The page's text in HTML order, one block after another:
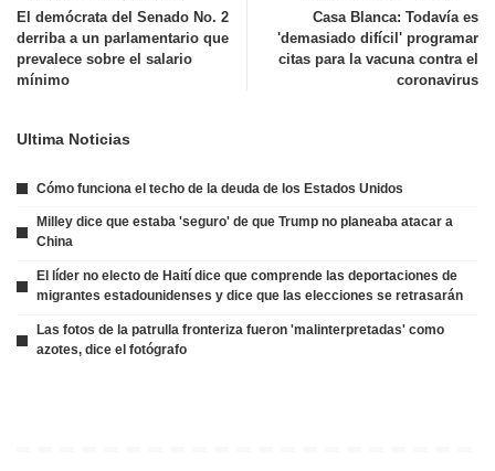
El demócrata del Senado No. 2
derriba a un parlamentario que
prevalece sobre el salario
mínimo
Casa Blanca: Todavía es
'demasiado difícil' programar
citas para la vacuna contra el
coronavirus
Ultima Noticias
Cómo funciona el techo de la deuda de los Estados Unidos
Milley dice que estaba 'seguro' de que Trump no planeaba atacar a
China
El líder no electo de Haití dice que comprende las deportaciones de
migrantes estadounidenses y dice que las elecciones se retrasarán
Las fotos de la patrulla fronteriza fueron 'malinterpretadas' como
azotes, dice el fotógrafo